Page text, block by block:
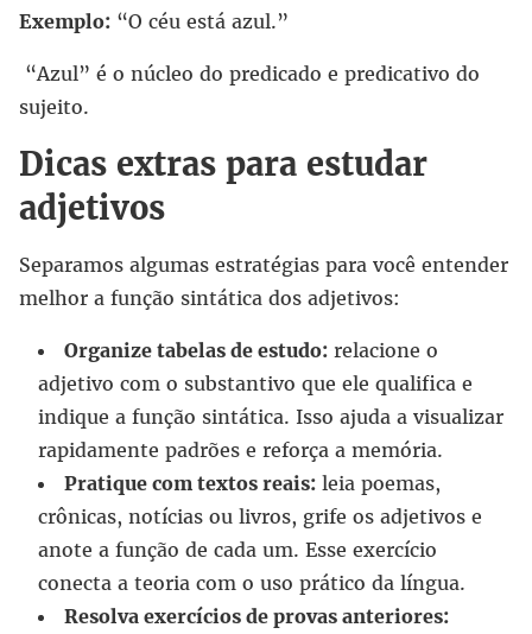
Exemplo: “O céu está azul.”
“Azul” é o núcleo do predicado e predicativo do
sujeito.
Dicas extras para estudar
adjetivos
Separamos algumas estratégias para você entender
melhor a função sintática dos adjetivos:
Organize tabelas de estudo: relacione o
adjetivo com o substantivo que ele qualifica e
indique a função sintática. Isso ajuda a visualizar
rapidamente padrões e reforça a memória.
Pratique com textos reais: leia poemas,
crônicas, notícias ou livros, grife os adjetivos e
anote a função de cada um. Esse exercício
conecta a teoria com o uso prático da língua.
Resolva exercícios de provas anteriores: